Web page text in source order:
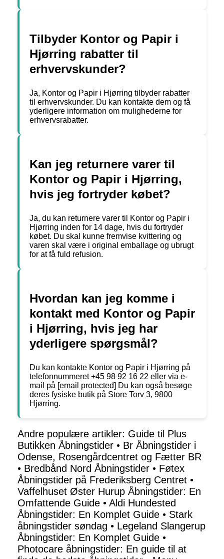
Tilbyder Kontor og Papir i
Hjørring rabatter til
erhvervskunder?
Ja, Kontor og Papir i Hjørring tilbyder rabatter
til erhvervskunder. Du kan kontakte dem og få
yderligere information om mulighederne for
erhvervsrabatter.
Kan jeg returnere varer til
Kontor og Papir i Hjørring,
hvis jeg fortryder købet?
Ja, du kan returnere varer til Kontor og Papir i
Hjørring inden for 14 dage, hvis du fortryder
købet. Du skal kunne fremvise kvittering og
varen skal være i original emballage og ubrugt
for at få fuld refusion.
Hvordan kan jeg komme i
kontakt med Kontor og Papir
i Hjørring, hvis jeg har
yderligere spørgsmål?
Du kan kontakte Kontor og Papir i Hjørring på
telefonnummeret +45 98 92 16 22 eller via e-
mail på [email protected] Du kan også besøge
deres fysiske butik på Store Torv 3, 9800
Hjørring.
Andre populære artikler: Guide til Plus
Butikken Åbningstider • Br Åbningstider i
Odense, Rosengårdcentret og Fætter BR
• Bredbånd Nord Åbningstider • Føtex
Åbningstider på Frederiksberg Centret •
Vaffelhuset Øster Hurup Åbningstider: En
Omfattende Guide • Aldi Hundested
Åbningstider: En Komplet Guide • Stark
åbningstider søndag • Legeland Slangerup
Åbningstider: En Komplet Guide •
Photocare åbningstider: En guide til at